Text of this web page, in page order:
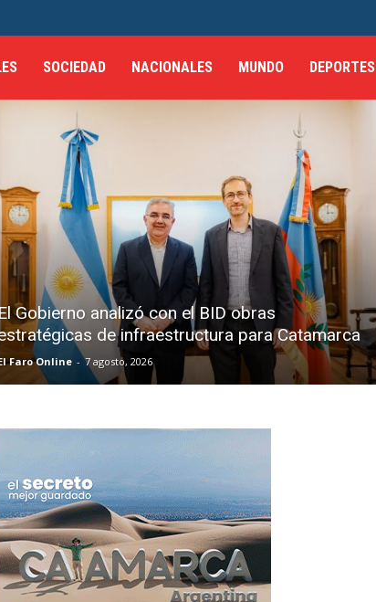
SOCIEDAD NACIONALES MUNDO DEPORTES
El Gobierno analizó con el BID obras
de infraestructura para Catamarca
Faro Online - 7 agosto, 2026